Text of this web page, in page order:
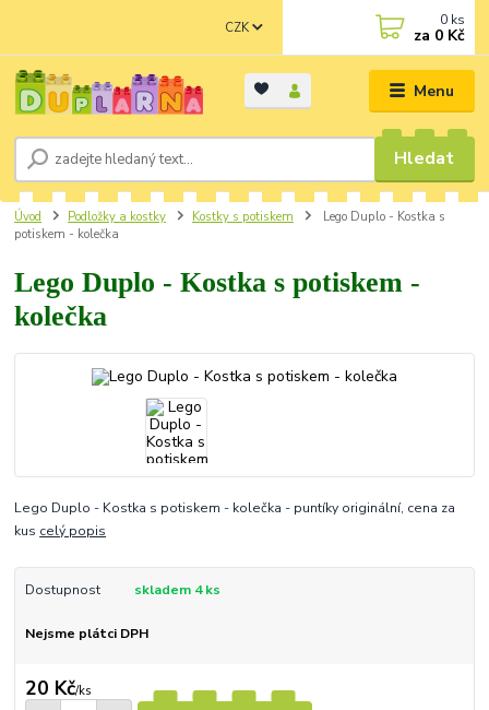
Menu
CZK
Hledat
0 ks
za 0 Kč
Úvod Podložky a kostky Kostky s potiskem
Lego Duplo - Kostka s
potiskem - kolečka
Lego Duplo - Kostka s potiskem -
kolečka
Lego Duplo - Kostka s potiskem - kolečka - puntíky originální, cena za
kus celý popis
Dostupnost skladem 4 ks
Nejsme plátci DPH
20 Kč/ks